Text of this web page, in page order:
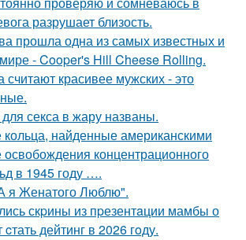
разрушает близость.
прошла одна из самых известных и
- Cooper's Hill Cheese Rolling.
красивее мужских - это
секса в жару названы.
найденные американскими
концентрационного
в 1945 году ….
я Женатого Люблю".
скpины из пpезентaции мамбы о
дейтинг в 2026 гoду.